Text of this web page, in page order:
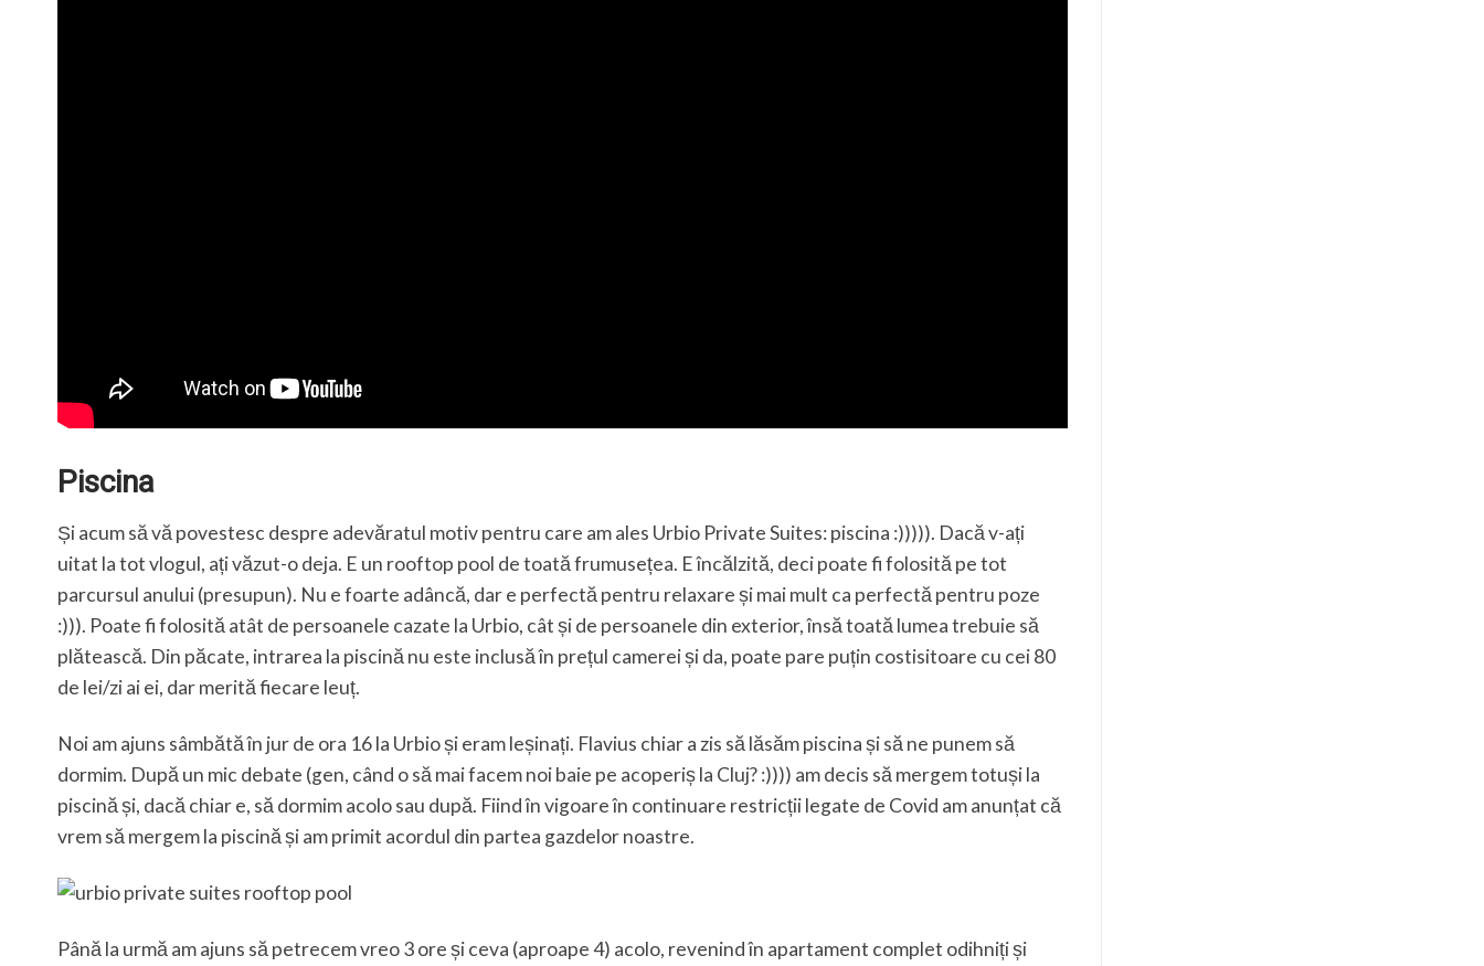
Piscina
Și acum să vă povestesc despre adevăratul motiv pentru care am ales Urbio Private Suites: piscina :))))). Dacă v-ați
uitat la tot vlogul, ați văzut-o deja. E un rooftop pool de toată frumusețea. E încălzită, deci poate fi folosită pe tot
parcursul anului (presupun). Nu e foarte adâncă, dar e perfectă pentru relaxare și mai mult ca perfectă pentru poze
:))). Poate fi folosită atât de persoanele cazate la Urbio, cât și de persoanele din exterior, însă toată lumea trebuie să
plătească. Din păcate, intrarea la piscină nu este inclusă în prețul camerei și da, poate pare puțin costisitoare cu cei 80
de lei/zi ai ei, dar merită fiecare leuț.
Noi am ajuns sâmbătă în jur de ora 16 la Urbio și eram leșinați. Flavius chiar a zis să lăsăm piscina și să ne punem să
dormim. După un mic debate (gen, când o să mai facem noi baie pe acoperiș la Cluj? :)))) am decis să mergem totuși la
piscină și, dacă chiar e, să dormim acolo sau după. Fiind în vigoare în continuare restricții legate de Covid am anunțat că
vrem să mergem la piscină și am primit acordul din partea gazdelor noastre.
Până la urmă am ajuns să petrecem vreo 3 ore și ceva (aproape 4) acolo, revenind în apartament complet odihniți și